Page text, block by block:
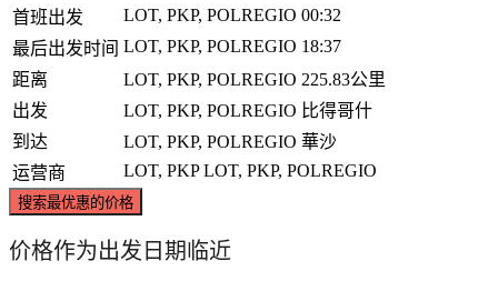
首班出发
LOT, PKP, POLREGIO 00:32
最后出发时间 LOT, PKP, POLREGIO 18:37
距离
LOT, PKP, POLREGIO 225.83公里
出发
LOT, PKP, POLREGIO 比得哥什
到达
LOT, PKP, POLREGIO 華沙
运营商
LOT, PKP LOT, PKP, POLREGIO
搜索最优惠的价格
价格作为出发日期临近